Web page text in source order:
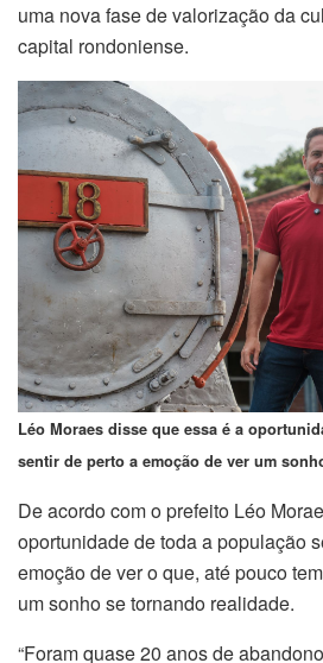
uma nova fase de valorização da
capital rondoniense.
Léo Moraes disse que essa é a
sentir de perto a emoção de ver um
De acordo com o prefeito Léo
oportunidade de toda a população
emoção de ver o que, até pouco
um sonho se tornando realidade.
“Foram quase 20 anos de